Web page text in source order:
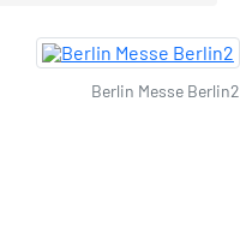
Berlin Messe Berlin2